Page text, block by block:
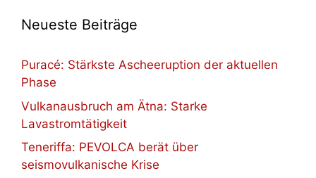
Neueste Beiträge
Puracé: Stärkste Ascheeruption der aktuellen
Phase
Vulkanausbruch am Ätna: Starke
Lavastromtätigkeit
Teneriffa: PEVOLCA berät über
seismovulkanische Krise